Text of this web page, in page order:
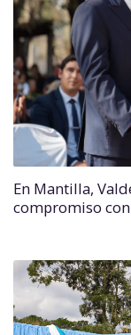
En Mantilla,
compromiso